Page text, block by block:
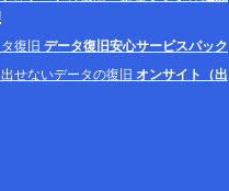
復旧 データ復旧安心サービスパック
せないデータの復旧 オンサイト（出